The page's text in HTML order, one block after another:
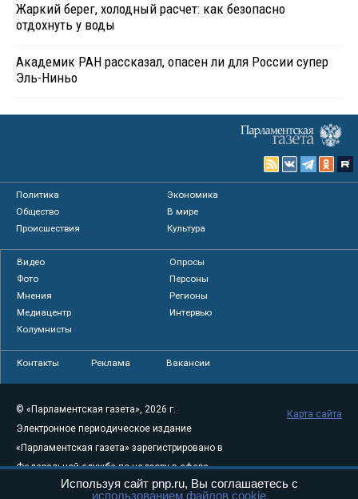
Жаркий берег, холодный расчет: как безопасно
отдохнуть у воды
Академик РАН рассказал, опасен ли для России супер
Эль-Ниньо
Политика
Экономика
Общество
В мире
Происшествия
Культура
Видео
Опросы
Фото
Персоны
Мнения
Регионы
Медиацентр
Интервью
Колумнисты
Контакты Реклама Вакансии
© «Парламентская газета», 2026 г.
Электронное периодическое издание
«Парламентская газета» зарегистрировано в
Федеральной службе по надзору в сфере
связи, информационных технологий и
Карта сайта
Используя сайт pnp.ru, Вы соглашаетесь с
использованием файлов cookie